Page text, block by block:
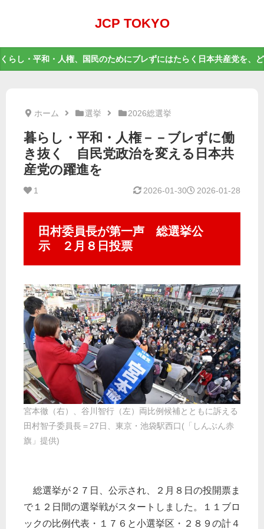
JCP TOKYO
くらし・平和・人権、国民のためにブレずにはたらく日本共産党を、
ホーム 選挙 2026総選挙
暮らし・平和・人権－－ブレずに働
き抜く 自民党政治を変える日本共
産党の躍進を
1 2026-01-28
2026-01-30
田村委員長が第一声 総選挙公
示 ２月８日投票
宮本徹（右）、谷川智行（左）両比例候補とともに訴える
田村智子委員長＝27日、東京・池袋駅西口(「しんぶん赤
旗」提供)
総選挙が２７日、公示され、２月８日の投開票ま
で１２日間の選挙戦がスタートしました。１１ブロ
ックの比例代表・１７６と小選挙区・２８９の計４